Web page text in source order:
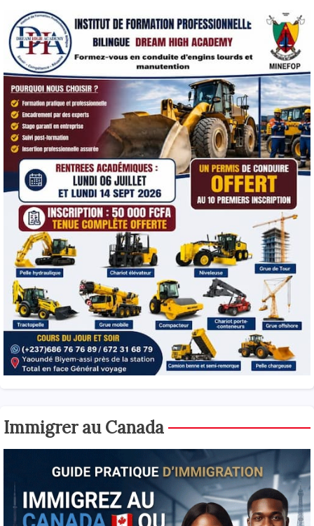
Immigrer au Canada